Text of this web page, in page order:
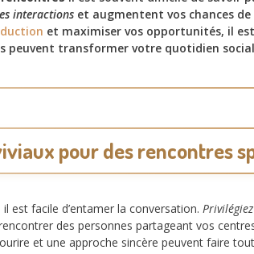
interactions et augmentent vos chances de
et maximiser vos opportunités, il
peuvent transformer votre quotidien
pour des rencontres
il est facile d’entamer la conversation.
des personnes partageant vos
et une approche sincère peuvent faire